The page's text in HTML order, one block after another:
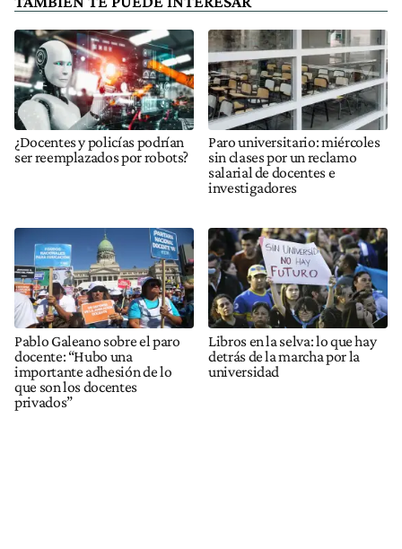
¿Docentes y policías podrían
ser reemplazados por robots?
Paro universitario: miércoles
sin clases por un reclamo
salarial de docentes e
investigadores
Pablo Galeano sobre el paro
docente: “Hubo una
importante adhesión de lo
que son los docentes
privados”
Libros en la selva: lo que hay
detrás de la marcha por la
universidad